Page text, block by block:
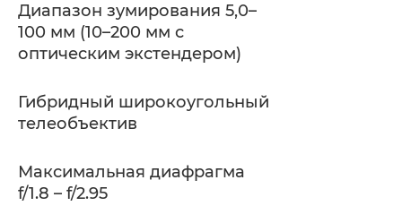
Диапазон зумирования 5,0–
100 мм (10–200 мм с
оптическим экстендером)
Гибридный широкоугольный
телеобъектив
Максимальная диафрагма
f/1.8 – f/2.95